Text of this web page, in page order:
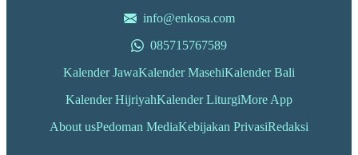
info@enkosa.com
085715767589
Kalender JawaKalender MasehiKalender Bali
Kalender HijriyahKalender LiturgiMore App
About usPedoman MediaKebijakan PrivasiRedaksi